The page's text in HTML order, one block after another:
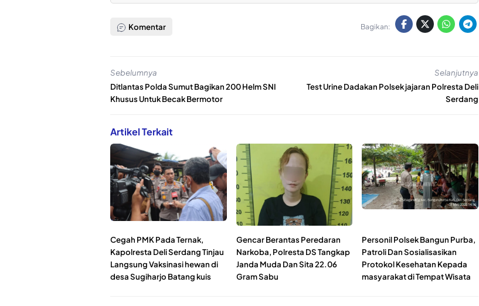
Komentar Bagikan:
Sebelumnya
Ditlantas Polda Sumut Bagikan 200 Helm SNI
Khusus Untuk Becak Bermotor
Selanjutnya
Test Urine Dadakan Polsek jajaran Polresta Deli
Serdang
Artikel Terkait
Cegah PMK Pada Ternak,
Kapolresta Deli Serdang Tinjau
Langsung Vaksinasi hewan di
desa Sugiharjo Batang kuis
Gencar Berantas Peredaran
Narkoba, Polresta DS Tangkap
Janda Muda Dan Sita 22.06
Gram Sabu
Personil Polsek Bangun Purba,
Patroli Dan Sosialisasikan
Protokol Kesehatan Kepada
masyarakat di Tempat Wisata